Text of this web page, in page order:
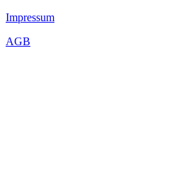
Impressum
AGB